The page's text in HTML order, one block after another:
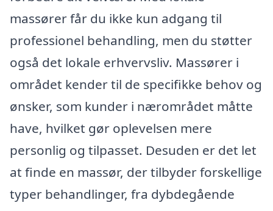
massører får du ikke kun adgang til
professionel behandling, men du støtter
også det lokale erhvervsliv. Massører i
området kender til de specifikke behov og
ønsker, som kunder i nærområdet måtte
have, hvilket gør oplevelsen mere
personlig og tilpasset. Desuden er det let
at finde en massør, der tilbyder forskellige
typer behandlinger, fra dybdegående